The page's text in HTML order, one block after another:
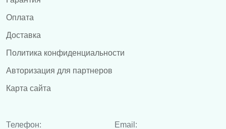
Оплата
Доставка
Политика конфиденциальности
Авторизация для партнеров
Карта сайта
Телефон: Email: